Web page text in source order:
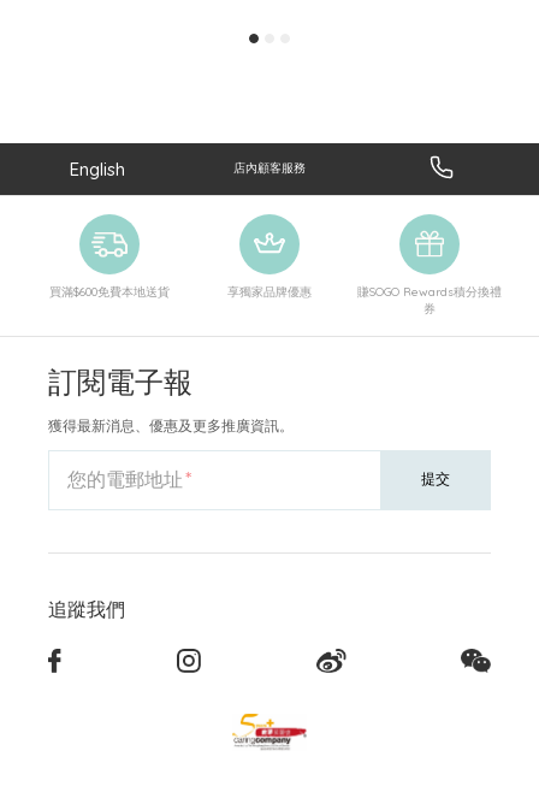
English 店內顧客服務
買滿$600免費本地送貨 享獨家品牌優惠
賺SOGO Rewards積分換禮
券
訂閱電子報
獲得最新消息、優惠及更多推廣資訊。
您的電郵地址 提交
追蹤我們